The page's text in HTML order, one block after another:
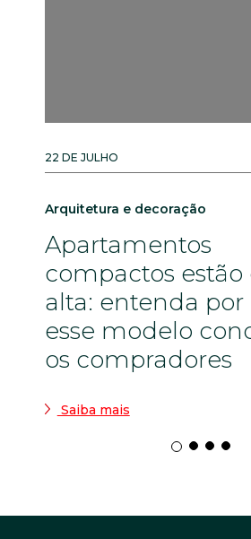
22 DE JULHO
Arquitetura e decoração
Apartamentos
compactos estão
alta: entenda por
esse modelo
os compradores
Saiba mais